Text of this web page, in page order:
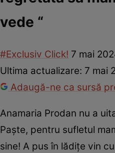
vede “
#Exclusiv Click! 7 mai
Ultima actualizare: 7 mai
Adaugă-ne ca sursă
Anamaria Prodan nu a
Paște, pentru sufletul
sine! A pus în lădițe vin